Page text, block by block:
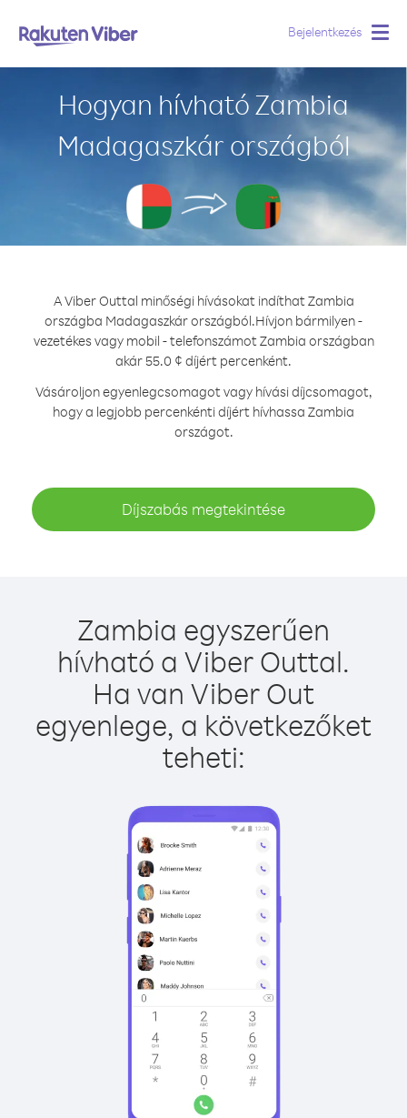
Bejelentkezés
Hogyan hívható Zambia
Madagaszkár országból
A Viber Outtal minőségi hívásokat indíthat Zambia
országba Madagaszkár országból.Hívjon bármilyen -
vezetékes vagy mobil - telefonszámot Zambia országban
akár 55.0 ¢ díjért percenként.
Vásároljon egyenlegcsomagot vagy hívási díjcsomagot,
hogy a legjobb percenkénti díjért hívhassa Zambia
országot.
Díjszabás megtekintése
Zambia egyszerűen
hívható a Viber Outtal.
Ha van Viber Out
egyenlege, a következőket
teheti: